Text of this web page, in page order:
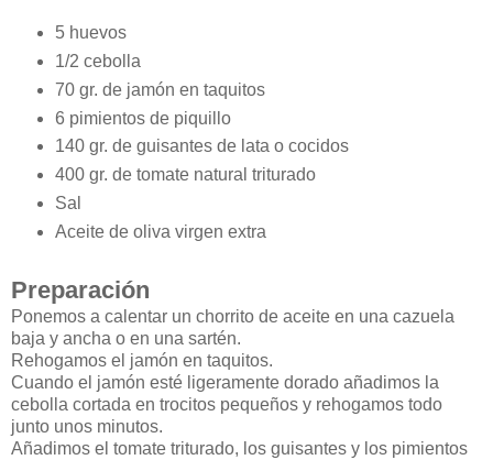
5 huevos
1/2 cebolla
70 gr. de jamón en taquitos
6 pimientos de piquillo
140 gr. de guisantes de lata o cocidos
400 gr. de tomate natural triturado
Sal
Aceite de oliva virgen extra
Preparación
Ponemos a calentar un chorrito de aceite en una cazuela
baja y ancha o en una sartén.
Rehogamos el jamón en taquitos.
Cuando el jamón esté ligeramente dorado añadimos la
cebolla cortada en trocitos pequeños y rehogamos todo
junto unos minutos.
Añadimos el tomate triturado, los guisantes y los pimientos